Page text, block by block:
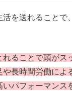
活を送れることで
れることで頭がス
長時間労働によ
いパフォーマンス